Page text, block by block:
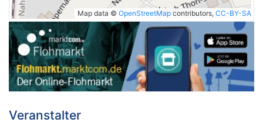
Map data © OpenStreetMap contributors, CC-BY-SA
Veranstalter